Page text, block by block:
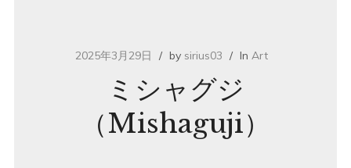
2025年3月29日 by sirius03 In Art
ミシャグジ
（Mishaguji）